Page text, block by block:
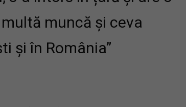
muncă și ceva
și în România”